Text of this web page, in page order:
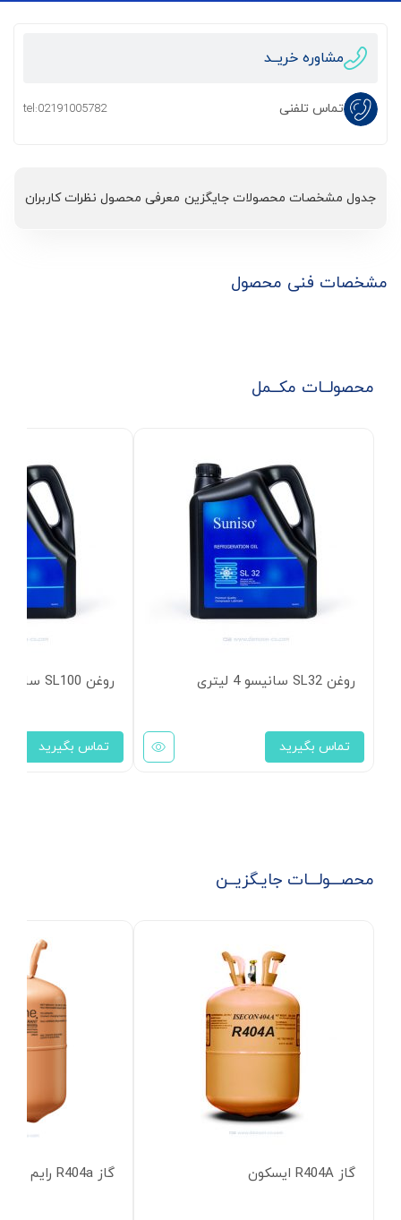
مشاوره خریــد
تماس تلفنی tel:02191005782
جدول مشخصات محصولات جایگزین معرفی محصول نظرات کاربران
مشخصات فنی محصول
محصولــات مکــمل
روغن SL32 سانیسو 4 لیتری
تماس بگیرید
روغن SL100 سانیسو 4 لیتری
تماس بگیرید
محصـــولـــات جایـگزیــن
گاز R404A ایسکون گاز R404a رایم